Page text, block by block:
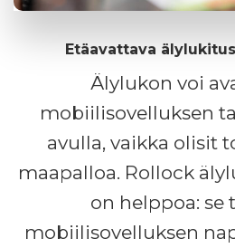
Etäavattava
Älylukon voi
mobiilisovelluksen
avulla, vaikka olisit
maapalloa. Rollock
on helppoa: se
mobiilisovelluksen